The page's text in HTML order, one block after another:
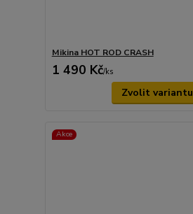
Mikina HOT ROD CRASH
1 490 Kč/ks
Zvolit variantu
Akce